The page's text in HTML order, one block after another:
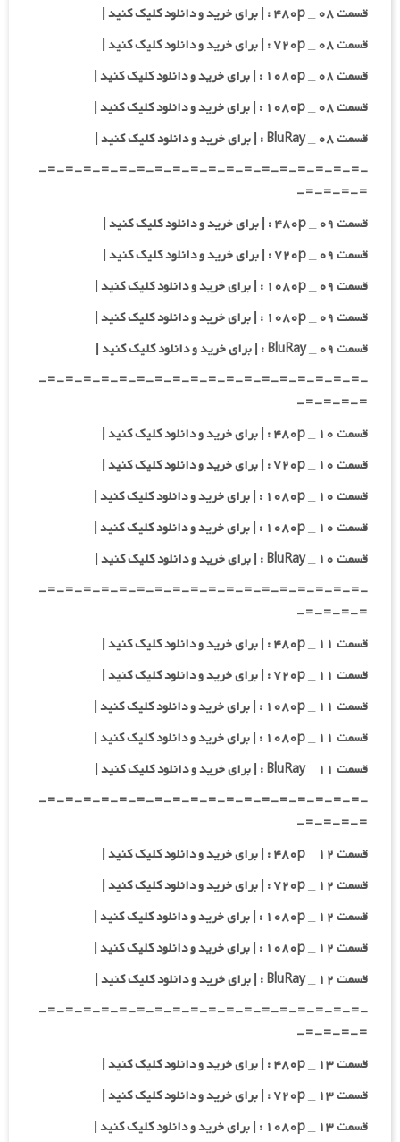
قسمت ۰۸ _ ۴۸۰p : | برای خرید و دانلود کلیک کنید |
قسمت ۰۸ _ ۷۲۰p : | برای خرید و دانلود کلیک کنید |
قسمت ۰۸ _ ۱۰۸۰p : | برای خرید و دانلود کلیک کنید |
قسمت ۰۸ _ ۱۰۸۰p : | برای خرید و دانلود کلیک کنید |
قسمت ۰۸ _ BluRay : | برای خرید و دانلود کلیک کنید |
-=-=-=-=-=-=-=-=-=-=-=-=-=-=-=-=-=-=-
=-=-=-=-
قسمت ۰۹ _ ۴۸۰p : | برای خرید و دانلود کلیک کنید |
قسمت ۰۹ _ ۷۲۰p : | برای خرید و دانلود کلیک کنید |
قسمت ۰۹ _ ۱۰۸۰p : | برای خرید و دانلود کلیک کنید |
قسمت ۰۹ _ ۱۰۸۰p : | برای خرید و دانلود کلیک کنید |
قسمت ۰۹ _ BluRay : | برای خرید و دانلود کلیک کنید |
-=-=-=-=-=-=-=-=-=-=-=-=-=-=-=-=-=-=-
=-=-=-=-
قسمت ۱۰ _ ۴۸۰p : | برای خرید و دانلود کلیک کنید |
قسمت ۱۰ _ ۷۲۰p : | برای خرید و دانلود کلیک کنید |
قسمت ۱۰ _ ۱۰۸۰p : | برای خرید و دانلود کلیک کنید |
قسمت ۱۰ _ ۱۰۸۰p : | برای خرید و دانلود کلیک کنید |
قسمت ۱۰ _ BluRay : | برای خرید و دانلود کلیک کنید |
-=-=-=-=-=-=-=-=-=-=-=-=-=-=-=-=-=-=-
=-=-=-=-
قسمت ۱۱ _ ۴۸۰p : | برای خرید و دانلود کلیک کنید |
قسمت ۱۱ _ ۷۲۰p : | برای خرید و دانلود کلیک کنید |
قسمت ۱۱ _ ۱۰۸۰p : | برای خرید و دانلود کلیک کنید |
قسمت ۱۱ _ ۱۰۸۰p : | برای خرید و دانلود کلیک کنید |
قسمت ۱۱ _ BluRay : | برای خرید و دانلود کلیک کنید |
-=-=-=-=-=-=-=-=-=-=-=-=-=-=-=-=-=-=-
=-=-=-=-
قسمت ۱۲ _ ۴۸۰p : | برای خرید و دانلود کلیک کنید |
قسمت ۱۲ _ ۷۲۰p : | برای خرید و دانلود کلیک کنید |
قسمت ۱۲ _ ۱۰۸۰p : | برای خرید و دانلود کلیک کنید |
قسمت ۱۲ _ ۱۰۸۰p : | برای خرید و دانلود کلیک کنید |
قسمت ۱۲ _ BluRay : | برای خرید و دانلود کلیک کنید |
-=-=-=-=-=-=-=-=-=-=-=-=-=-=-=-=-=-=-
=-=-=-=-
قسمت ۱۳ _ ۴۸۰p : | برای خرید و دانلود کلیک کنید |
قسمت ۱۳ _ ۷۲۰p : | برای خرید و دانلود کلیک کنید |
قسمت ۱۳ _ ۱۰۸۰p : | برای خرید و دانلود کلیک کنید |